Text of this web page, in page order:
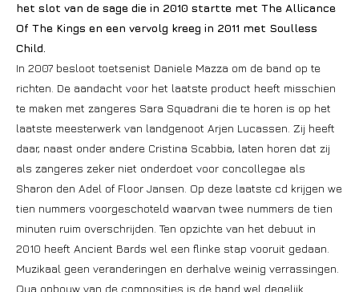
het slot van de sage die in 2010 startte met The Allicance
Of The Kings en een vervolg kreeg in 2011 met Soulless
Child.
In 2007 besloot toetsenist Daniele Mazza om de band op te
richten. De aandacht voor het laatste product heeft misschien
te maken met zangeres Sara Squadrani die te horen is op het
laatste meesterwerk van landgenoot Arjen Lucassen. Zij heeft
daar, naast onder andere Cristina Scabbia, laten horen dat zij
als zangeres zeker niet onderdoet voor concollegae als
Sharon den Adel of Floor Jansen. Op deze laatste cd krijgen we
tien nummers voorgeschoteld waarvan twee nummers de tien
minuten ruim overschrijden. Ten opzichte van het debuut in
2010 heeft Ancient Bards wel een flinke stap vooruit gedaan.
Muzikaal geen veranderingen en derhalve weinig verrassingen.
Qua opbouw van de composities is de band wel degelijk